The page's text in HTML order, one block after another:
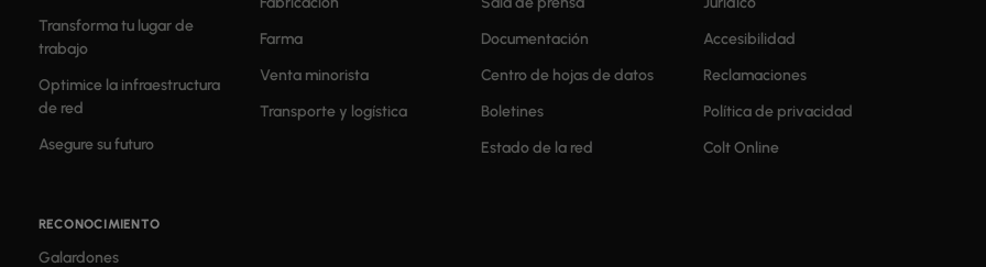
Transforma tu lugar de
trabajo
Optimice la infraestructura
de red
Asegure su futuro
Farma
Venta minorista
Transporte y logística
Documentación
Centro de hojas de datos
Boletines
Estado de la red
Accesibilidad
Reclamaciones
Política de privacidad
Colt Online
RECONOCIMIENTO
Galardones